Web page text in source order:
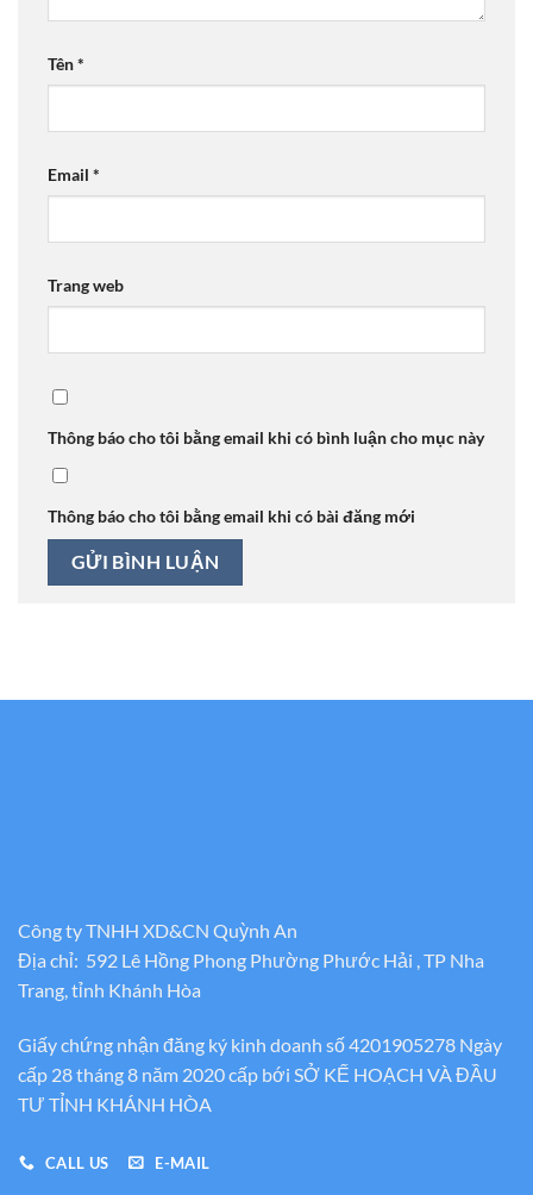
Tên*
Email *
Trang web
Thông báo cho tôi bằng email khi có bình luận cho mục này
Thông báo cho tôi bằng email khi có bài đăng mới
Công ty TNHH XD&CN Quỳnh An
Địa chỉ: 592 Lê Hồng Phong Phường Phước Hải , TP Nha
Trang, tỉnh Khánh Hòa
Giấy chứng nhận đăng ký kinh doanh số 4201905278 Ngày
cấp 28 tháng 8 năm 2020 cấp bới SỞ KẾ HOẠCH VÀ ĐẦU
TƯ TỈNH KHÁNH HÒA
CALL US E-MAIL